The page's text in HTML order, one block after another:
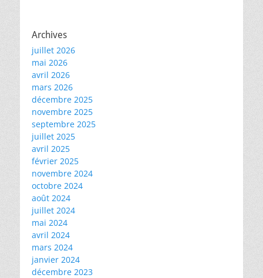
Archives
juillet 2026
mai 2026
avril 2026
mars 2026
décembre 2025
novembre 2025
septembre 2025
juillet 2025
avril 2025
février 2025
novembre 2024
octobre 2024
août 2024
juillet 2024
mai 2024
avril 2024
mars 2024
janvier 2024
décembre 2023